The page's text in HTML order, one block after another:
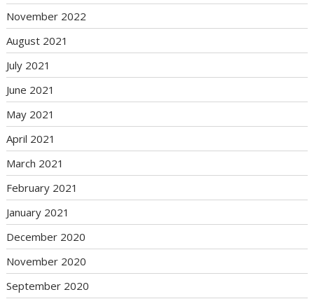
November 2022
August 2021
July 2021
June 2021
May 2021
April 2021
March 2021
February 2021
January 2021
December 2020
November 2020
September 2020